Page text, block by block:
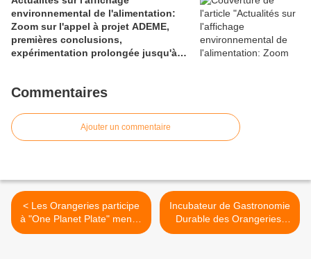
environnemental de l'alimentation:
Zoom sur l'appel à projet ADEME,
premières conclusions,
expérimentation prolongée jusqu'à
Commentaires
Ajouter un commentaire
< Les Orangeries participe
à "One Planet Plate" menée
par le SRA pour 2018 Earth
Incubateur de Gastronomie
Durable des Orangeries:
Thibaud Piroux Chef Dec